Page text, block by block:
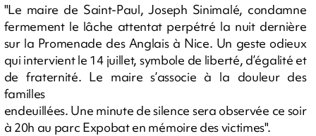
"Le maire de Saint-Paul, Joseph Sinimalé, condamne
fermement le lâche attentat perpétré la nuit dernière
sur la Promenade des Anglais à Nice. Un geste odieux
qui intervient le 14 juillet, symbole de liberté, d’égalité et
de fraternité. Le maire s’associe à la douleur des
familles
endeuillées. Une minute de silence sera observée ce soir
à 20h au parc Expobat en mémoire des victimes".